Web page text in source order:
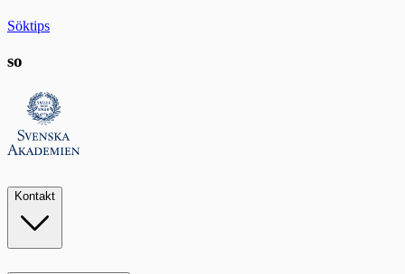
Söktips
so
Kontakt